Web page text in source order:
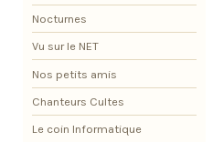
Nocturnes
Vu sur le NET
Nos petits amis
Chanteurs Cultes
Le coin Informatique